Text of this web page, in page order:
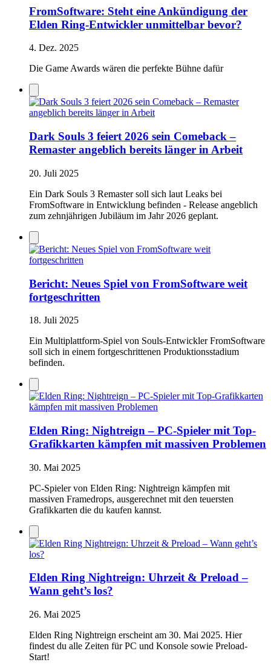
FromSoftware: Steht eine Ankündigung der
Elden Ring-Entwickler unmittelbar bevor?
4. Dez. 2025
Die Game Awards wären die perfekte Bühne dafür
Dark Souls 3 feiert 2026 sein Comeback –
Remaster angeblich bereits länger in Arbeit
20. Juli 2025
Ein Dark Souls 3 Remaster soll sich laut Leaks bei
FromSoftware in Entwicklung befinden - Release angeblich
zum zehnjährigen Jubiläum im Jahr 2026 geplant.
Bericht: Neues Spiel von FromSoftware weit
fortgeschritten
18. Juli 2025
Ein Multiplattform-Spiel von Souls-Entwickler FromSoftware
soll sich in einem fortgeschrittenen Produktionsstadium
befinden.
Elden Ring: Nightreign – PC-Spieler mit Top-
Grafikkarten kämpfen mit massiven Problemen
30. Mai 2025
PC-Spieler von Elden Ring: Nightreign kämpfen mit
massiven Framedrops, ausgerechnet mit den teuersten
Grafikkarten die du kaufen kannst.
Elden Ring Nightreign: Uhrzeit & Preload –
Wann geht’s los?
26. Mai 2025
Elden Ring Nightreign erscheint am 30. Mai 2025. Hier
findest du alle Zeiten für PC und Konsole sowie Preload-
Start!